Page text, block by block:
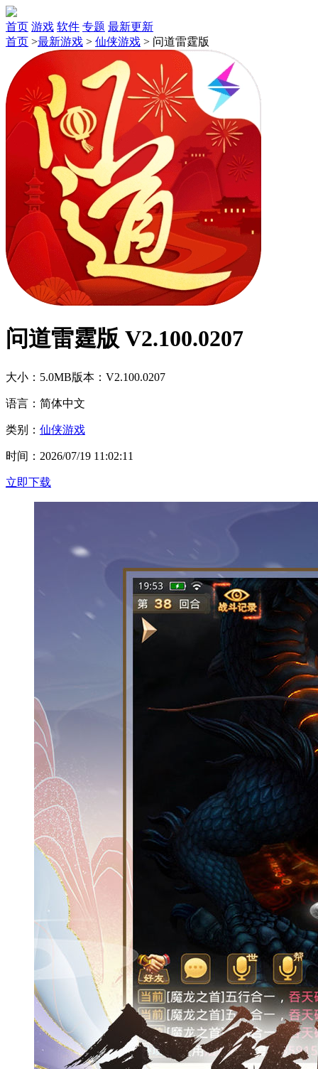
首页 游戏 软件 专题 最新更新
首页 >最新游戏 > 仙侠游戏 > 问道雷霆版
问道雷霆版 V2.100.0207
大小：5.0MB版本：V2.100.0207
语言：简体中文
类别： 仙侠游戏
时间：2026/07/19 11:02:11
立即下载